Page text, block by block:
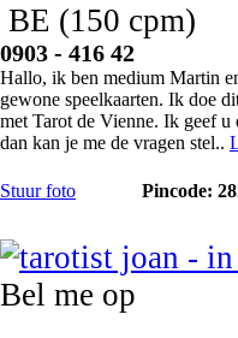
BE (150 cpm)
0903 - 416 42
Hallo, ik ben medium Martin
gewone speelkaarten. Ik doe
met Tarot de Vienne. Ik geef u
dan kan je me de vragen stel..
Stuur foto Pincode:
Bel me op